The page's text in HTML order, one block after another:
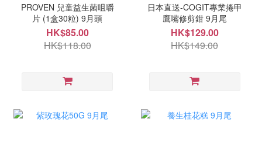
PROVEN 兒童益生菌咀嚼
片 (1盒30粒) 9月頭
HK$85.00
HK$118.00
日本直送-COGIT專業捲甲
鷹嘴修剪鉗 9月尾
HK$129.00
HK$149.00